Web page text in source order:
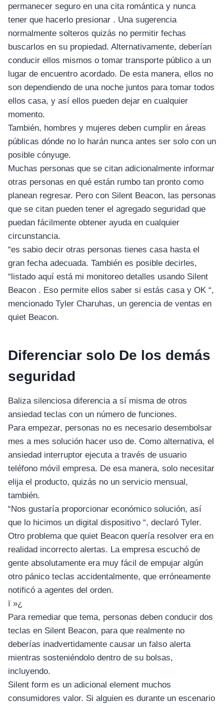
permanecer seguro en una cita romántica y nunca
tener que hacerlo presionar . Una sugerencia
normalmente solteros quizás no permitir fechas
buscarlos en su propiedad. Alternativamente, deberían
conducir ellos mismos o tomar transporte público a un
lugar de encuentro acordado. De esta manera, ellos no
son dependiendo de una noche juntos para tomar todos
ellos casa, y así ellos pueden dejar en cualquier
momento.
También, hombres y mujeres deben cumplir en áreas
públicas dónde no lo harán nunca antes ser solo con un
posible cónyuge.
Muchas personas que se citan adicionalmente informar
otras personas en qué están rumbo tan pronto como
planean regresar. Pero con Silent Beacon, las personas
que se citan pueden tener el agregado seguridad que
puedan fácilmente obtener ayuda en cualquier
circunstancia.
“es sabio decir otras personas tienes casa hasta el
gran fecha adecuada. También es posible decirles,
“listado aquí está mi monitoreo detalles usando Silent
Beacon . Eso permite ellos saber si estás casa y OK “,
mencionado Tyler Charuhas, un gerencia de ventas en
quiet Beacon.
Diferenciar solo De los demás
seguridad
Baliza silenciosa diferencia a sí misma de otros
ansiedad teclas con un número de funciones.
Para empezar, personas no es necesario desembolsar
mes a mes solución hacer uso de. Como alternativa, el
ansiedad interruptor ejecuta a través de usuario
teléfono móvil empresa. De esa manera, solo necesitar
elija el producto, quizás no un servicio mensual,
también.
“Nos gustaría proporcionar económico solución, así
que lo hicimos un digital dispositivo “, declaró Tyler.
Otro problema que quiet Beacon quería resolver era en
realidad incorrecto alertas. La empresa escuchó de
gente absolutamente era muy fácil de empujar algún
otro pánico teclas accidentalmente, que erróneamente
notificó a agentes del orden.
ï »¿
Para remediar que tema, personas deben conducir dos
teclas en Silent Beacon, para que realmente no
deberías inadvertidamente causar un falso alerta
mientras sosteniéndolo dentro de su bolsas,
incluyendo.
Silent form es un adicional element muchos
consumidores valor. Si alguien es durante un escenario